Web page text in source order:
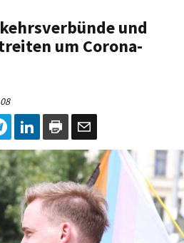
und
um Corona-